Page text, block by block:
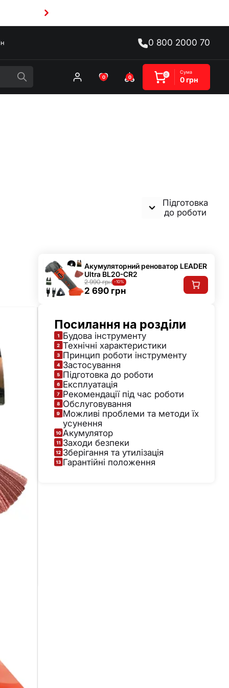
0 800 2000 70
0 0 0 Сума
0 грн
Підготовка
до роботи
Акумуляторний реноватор LEADER
Ultra BL20-CR2
2 990 грн -10%
2 690 грн
Посилання на розділи
Будова інструменту
Технічні характеристики
Принцип роботи інструменту
Застосування
Підготовка до роботи
Експлуатація
Рекомендації під час роботи
Обслуговування
Можливі проблеми та методи їх
усунення
Акумулятор
Заходи безпеки
Зберігання та утилізація
Гарантійні положення